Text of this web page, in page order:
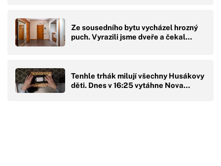
Ze sousedního bytu vycházel hrozný
puch. Vyrazili jsme dveře a čekal…
Tenhle trhák milují všechny Husákovy
děti. Dnes v 16:25 vytáhne Nova…